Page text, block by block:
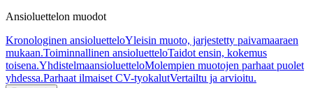
Ansioluettelon muodot
Kronologinen ansioluetteloYleisin muoto, jarjestetty paivamaaraen
mukaan.Toiminnallinen ansioluetteloTaidot ensin, kokemus
toisena.YhdistelmaansioluetteloMolempien muotojen parhaat puolet
yhdessa.Parhaat ilmaiset CV-tyokalutVertailtu ja arvioitu.